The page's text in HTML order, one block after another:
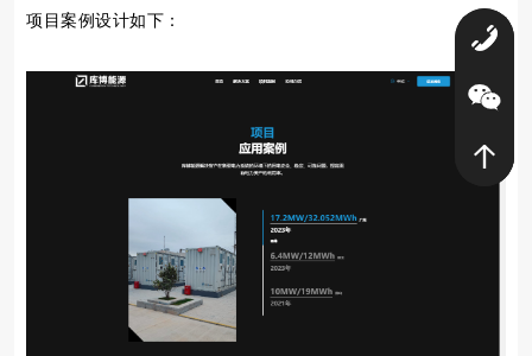
项目案例设计如下：